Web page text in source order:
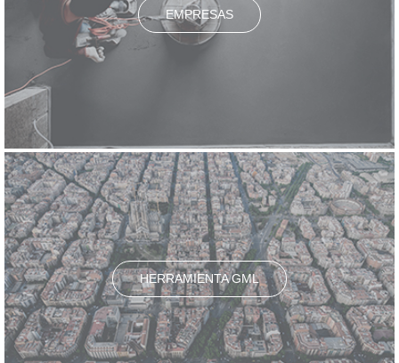
EMPRESAS
HERRAMIENTA GML